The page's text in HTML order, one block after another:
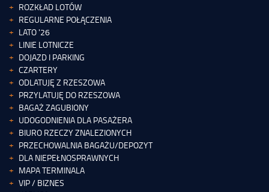
ROZKŁAD LOTÓW
REGULARNE POŁĄCZENIA
LATO '26
LINIE LOTNICZE
DOJAZD I PARKING
CZARTERY
ODLATUJĘ Z RZESZOWA
PRZYLATUJĘ DO RZESZOWA
BAGAŻ ZAGUBIONY
UDOGODNIENIA DLA PASAŻERA
BIURO RZECZY ZNALEZIONYCH
PRZECHOWALNIA BAGAŻU/DEPOZYT
DLA NIEPEŁNOSPRAWNYCH
MAPA TERMINALA
VIP / BIZNES